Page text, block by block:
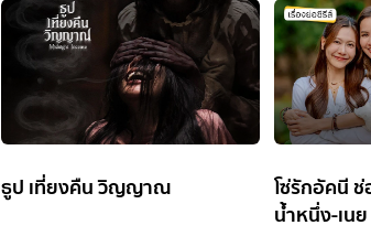
ธูป เที่ยงคืน วิญญาณ
โซ่รักอัคนี
น้ำหนึ่ง-เน